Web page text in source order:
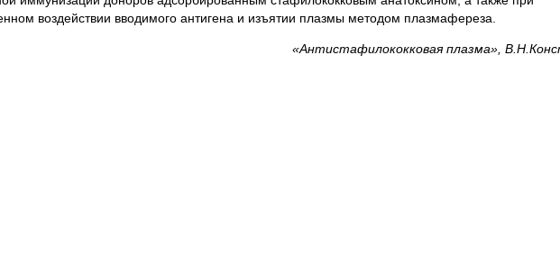
воздействии вводимого антигена и изъятии плазмы методом плазмафереза.
«Антистафилококковая плазма»,